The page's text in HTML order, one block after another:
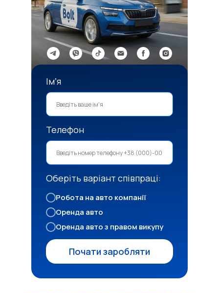
Імʼя
Телефон
Оберіть варіант співпраці:
Робота на авто компанії
Оренда авто
Оренда авто з правом викупу
Почати заробляти